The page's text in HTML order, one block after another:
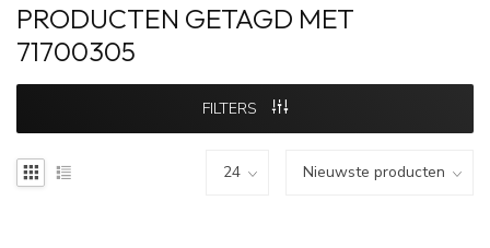
PRODUCTEN GETAGD MET
71700305
FILTERS